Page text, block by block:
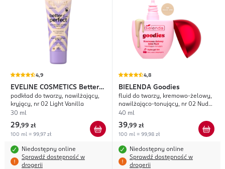
4,9
EVELINE COSMETICS Better
Than Perfect
podkład do twarzy, nawilżający,
kryjący, nr 02 Light Vanilla
30 ml
29,99 zł
100 ml = 99,97 zł
Niedostępny online
Sprawdź dostępność w
drogerii
4,8
BIELENDA Goodies
fluid do twarzy, kremowo-żelowy,
nawilżająco-tonujący, nr 02 Nude
Vibe
40 ml
39,99 zł
100 ml = 99,98 zł
Niedostępny online
Sprawdź dostępność w
drogerii